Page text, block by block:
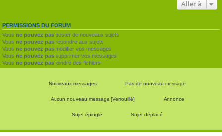
Aller à
PERMISSIONS DU FORUM
Vous ne pouvez pas poster de nouveaux sujets
Vous ne pouvez pas répondre aux sujets
Vous ne pouvez pas modifier vos messages
Vous ne pouvez pas supprimer vos messages
Vous ne pouvez pas joindre des fichiers
Nouveaux messages Pas de nouveau message
Aucun nouveau message [Verrouillé] Annonce
Sujet épinglé Sujet déplacé